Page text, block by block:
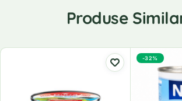
Produse
-32%